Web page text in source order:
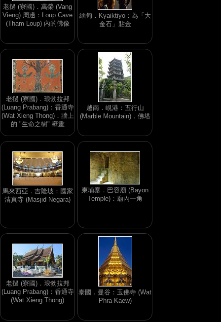
老撾 (寮國)．萬榮 (Vang
Vieng) 周邊：Loup Cave
(Tham Loup) 內的佛像
緬甸．Kyaiktiyo：為「大
金石」貼金
老撾 (寮國)．琅勃拉邦
(Luang Prabang)：香通寺
(Wat Xieng Thong)．牆上
的 "生命之樹" 壁畫
越南．峴港：五行山
(Marble Mountain)．佛塔
馬來西亞．吉隆坡：國家
清真寺 (Masjid Negara)
柬埔寨．巴容廟 (Bayon
Temple)：廟內一角
老撾 (寮國)．琅勃拉邦
(Luang Prabang)：香通寺
(Wat Xieng Thong)
泰國．曼谷：玉佛寺 (Wat
Phra Kaew)